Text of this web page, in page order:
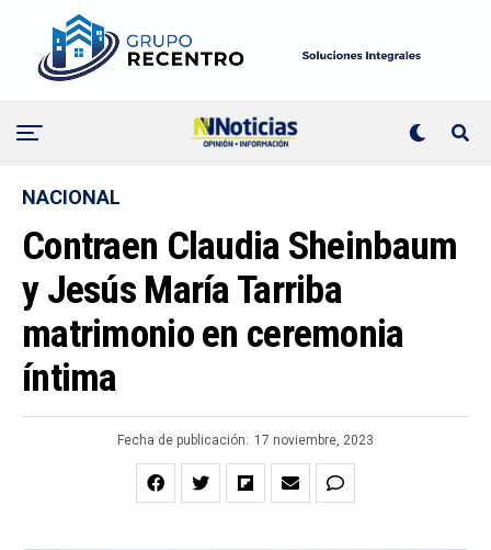
NACIONAL
Contraen Claudia Sheinbaum
y Jesús María Tarriba
matrimonio en ceremonia
íntima
Fecha de publicación: 17 noviembre, 2023